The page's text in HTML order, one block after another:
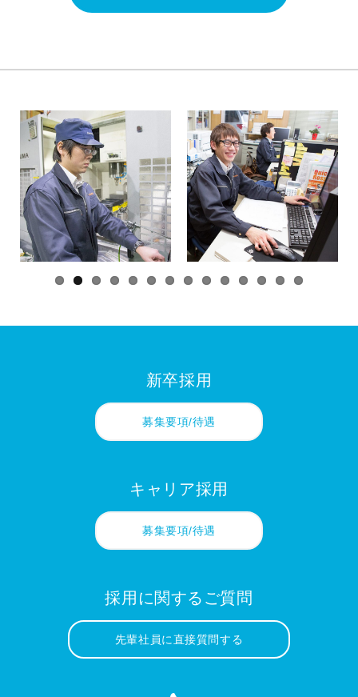
新卒採用
募集要項/待遇
キャリア採用
募集要項/待遇
採用に関するご質問
先輩社員に直接質問する